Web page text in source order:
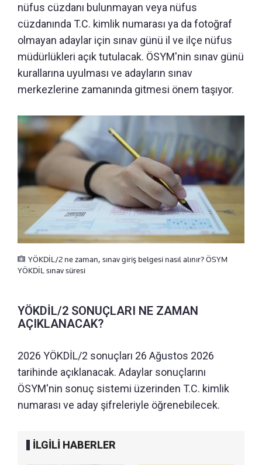
nüfus cüzdanı bulunmayan veya nüfus
cüzdanında T.C. kimlik numarası ya da fotoğraf
olmayan adaylar için sınav günü il ve ilçe nüfus
müdürlükleri açık tutulacak. ÖSYM'nin sınav günü
kurallarına uyulması ve adayların sınav
merkezlerine zamanında gitmesi önem taşıyor.
YÖKDİL/2 ne zaman, sınav giriş belgesi nasıl alınır? ÖSYM
YÖKDİL sınav süresi
YÖKDİL/2 SONUÇLARI NE ZAMAN
AÇIKLANACAK?
2026 YÖKDİL/2 sonuçları 26 Ağustos 2026
tarihinde açıklanacak. Adaylar sonuçlarını
ÖSYM'nin sonuç sistemi üzerinden T.C. kimlik
numarası ve aday şifreleriyle öğrenebilecek.
İLGİLİ HABERLER